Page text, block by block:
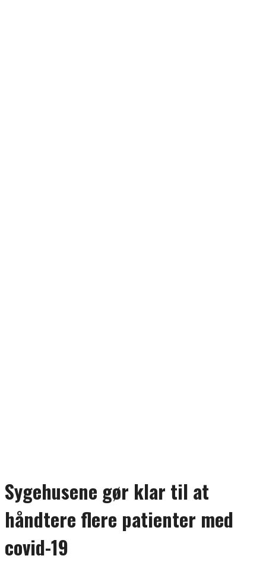
Sygehusene gør klar til at
håndtere flere patienter med
covid-19